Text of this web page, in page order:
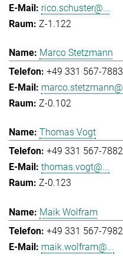
rico.schuster@...
Z-1.122
Marco Stetzmann
+49 331 567-7883
Z-0.102
Thomas Vogt
+49 331 567-7882
thomas.vogt@...
Z-0.123
Maik Wolfram
+49 331 567-7982
maik.wolfram@...